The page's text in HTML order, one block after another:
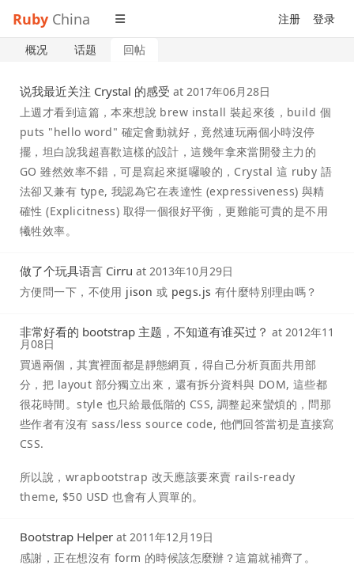
Ruby China 注册 登录
概况 话题 回帖
说我最近关注 Crystal 的感受 at 2017年06月28日
上週才看到這篇，本來想說 brew install 裝起來後，build 個
puts "hello word" 確定會動就好，竟然連玩兩個小時沒停
擺，坦白說我超喜歡這樣的設計，這幾年拿來當開發主力的
GO 雖然效率不錯，可是寫起來挺囉唆的，Crystal 這 ruby 語
法卻又兼有 type, 我認為它在表達性 (expressiveness) 與精
確性 (Explicitness) 取得一個很好平衡，更難能可貴的是不用
犧牲效率。
做了个玩具语言 Cirru at 2013年10月29日
方便問一下，不使用 jison 或 pegs.js 有什麼特別理由嗎？
非常好看的 bootstrap 主题，不知道有谁买过？ at 2012年11
月08日
買過兩個，其實裡面都是靜態網頁，得自己分析頁面共用部
分，把 layout 部分獨立出來，還有拆分資料與 DOM, 這些都
很花時間。style 也只給最低階的 CSS, 調整起來蠻煩的，問那
些作者有沒有 sass/less source code, 他們回答當初是直接寫
CSS.
所以說，wrapbootstrap 改天應該要來賣 rails-ready
theme, $50 USD 也會有人買單的。
Bootstrap Helper at 2011年12月19日
感謝，正在想沒有 form 的時候該怎麼辦？這篇就補齊了。